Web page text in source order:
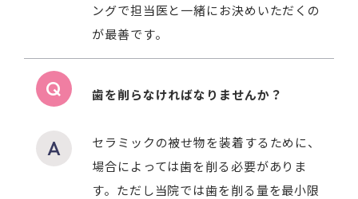
ングで担当医と一緒にお決めいただくの
が最善です。
歯を削らなければなりませんか？
セラミックの被せ物を装着するために、
場合によっては歯を削る必要がありま
す。ただし当院では歯を削る量を最小限